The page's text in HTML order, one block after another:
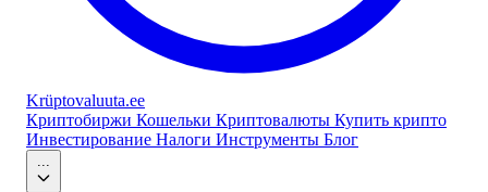
Krüptovaluuta.ee
Криптобиржи Кошельки Криптовалюты Купить крипто
Инвестирование Налоги Инструменты Блог